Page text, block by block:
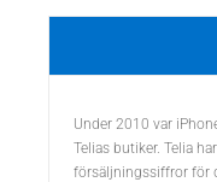
Under 2010 var
Telias butiker. Telia
försäljningssiffror för